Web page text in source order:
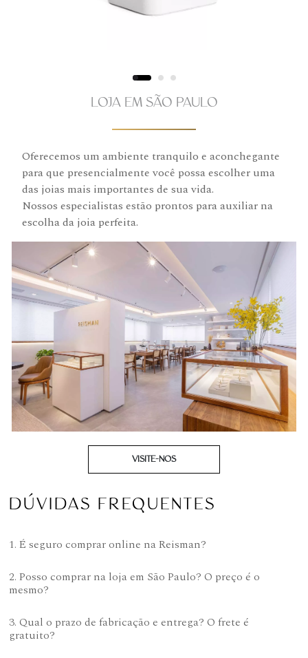
LOJA EM SÃO PAULO
Oferecemos um ambiente tranquilo e aconchegante
para que presencialmente você possa escolher uma
das joias mais importantes de sua vida.
Nossos especialistas estão prontos para auxiliar na
escolha da joia perfeita.
VISITE-NOS
DÚVIDAS FREQUENTES
1. É seguro comprar online na Reisman?
2. Posso comprar na loja em São Paulo? O preço é o
mesmo?
3. Qual o prazo de fabricação e entrega? O frete é
gratuito?